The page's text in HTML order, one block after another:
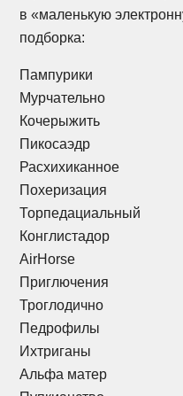
в «маленькую
подборка:
Пампурики
Мурчательно
Кочерыжить
Пикосаэдр
Расхихиканное
Похеризация
Торпедациальный
Конглистадор
AirHorse
Приглючения
Троглодично
Педрофилы
Ихтриганы
Альфа матер